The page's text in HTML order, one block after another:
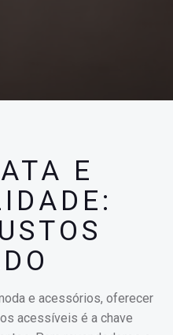
E
e acessórios, oferecer
acessíveis é a chave